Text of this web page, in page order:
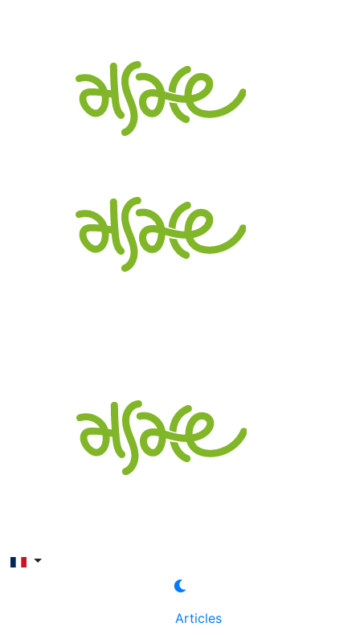
Articles